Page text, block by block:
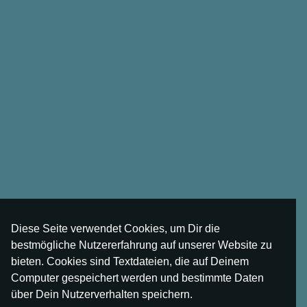
Diese Seite verwendet Cookies, um Dir die
bestmögliche Nutzererfahrung auf unserer Website zu
bieten. Cookies sind Textdateien, die auf Deinem
Computer gespeichert werden und bestimmte Daten
über Dein Nutzerverhalten speichern.